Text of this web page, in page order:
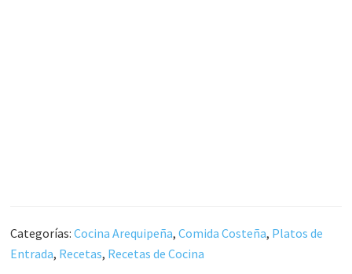
Categorías:Cocina Arequipeña,Comida Costeña, Platos de
Entrada, Recetas, Recetas de Cocina